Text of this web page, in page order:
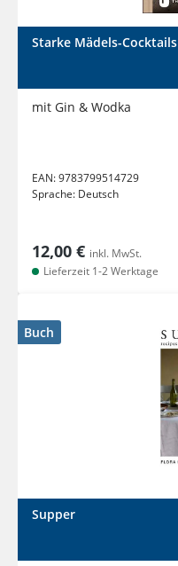
Starke Mädels-Cocktails
mit Gin & Wodka
EAN:9783799514729
Sprache: Deutsch
12,00 € inkl. MwSt.
Lieferzeit 1-2 Werktage
Buch
Supper